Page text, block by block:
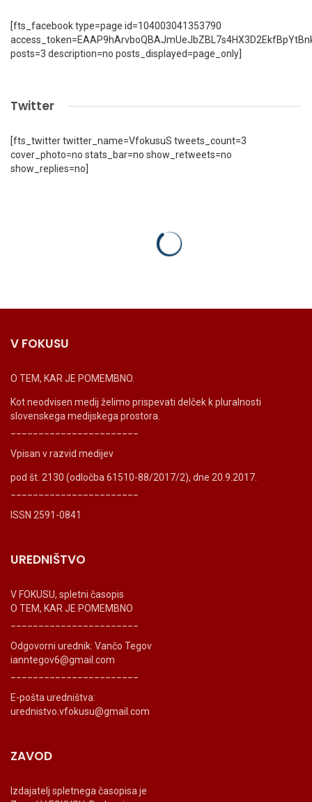
[fts_facebook type=page id=104003041353790
posts=3 description=no posts_displayed=page_only]
Twitter
[fts_twitter twitter_name=VfokusuS tweets_count=3
cover_photo=no stats_bar=no show_retweets=no
show_replies=no]
V FOKUSU
O TEM, KAR JE POMEMBNO.
Kot neodvisen medij želimo prispevati delček k pluralnosti
slovenskega medijskega prostora.
Vpisan v razvid medijev
pod št. 2130 (odločba 61510-88/2017/2), dne 20.9.2017.
ISSN 2591-0841
UREDNIŠTVO
V FOKUSU, spletni časopis
O TEM, KAR JE POMEMBNO
Odgovorni urednik: Vančo Tegov
ianntegov6@gmail.com
E-pošta uredništva:
urednistvo.vfokusu@gmail.com
ZAVOD
Izdajatelj spletnega časopisa je